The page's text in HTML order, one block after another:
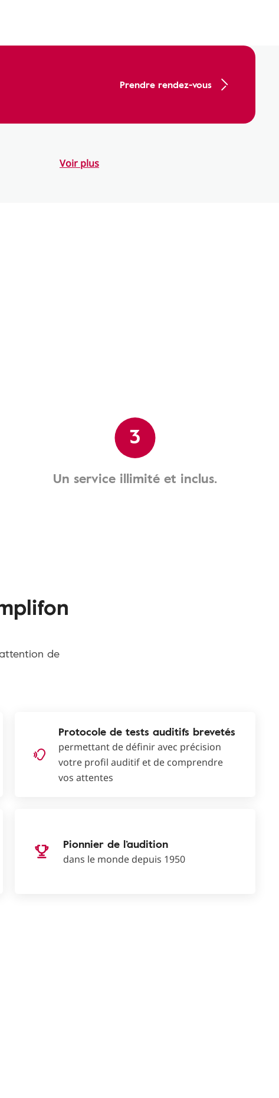
Prendre rendez-vous
Voir plus
3
Un service illimité et inclus.
de
Protocole de tests auditifs brevetés
permettant de définir avec précision
votre profil auditif et de comprendre
vos attentes
Pionnier de l’audition
dans le monde depuis 1950